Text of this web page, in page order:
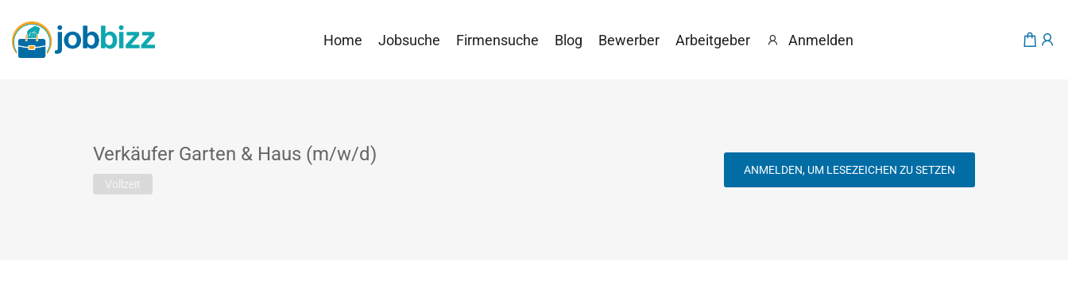
Home Jobsuche Firmensuche Blog Bewerber Arbeitgeber Anmelden
Verkäufer Garten & Haus (m/w/d)
Vollzeit
ANMELDEN, UM LESEZEICHEN ZU SETZEN